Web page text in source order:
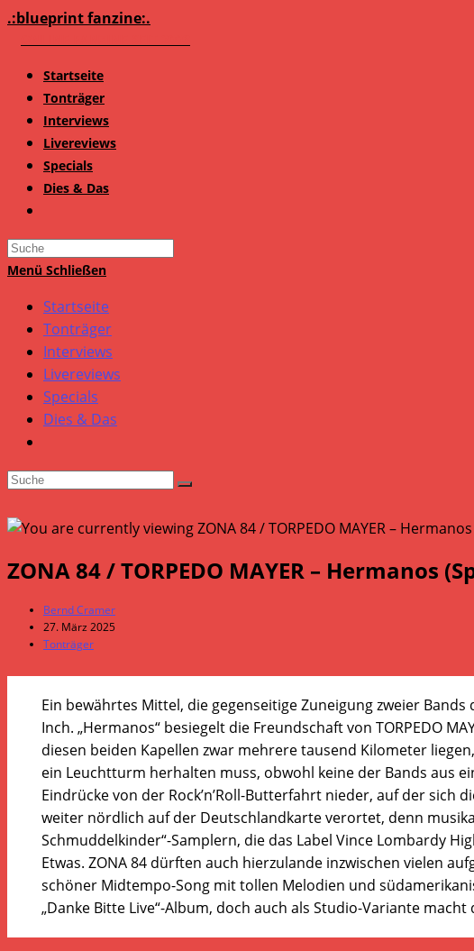
Zum
.:blueprint fanzine:.
Startseite
Tonträger
Interviews
Livereviews
Specials
Dies & Das
Search
this
Menü Schließen
Startseite
Tonträger
Interviews
Livereviews
Specials
Dies & Das
ZONA 84 / TORPEDO MAYER – Hermanos
Beitrags-
Autor:
Bernd Cramer
Beitrag
veröffentlicht:
27. März 2025
Beitrags-
Tonträger
Ein bewährtes Mittel, die gegenseitige Zuneigung zweier
Inch. „Hermanos“ besiegelt die Freundschaft von TORPEDO
diesen beiden Kapellen zwar mehrere tausend Kilometer
ein Leuchtturm herhalten muss, obwohl keine der Bands aus
Eindrücke von der Rock’n’Roll-Butterfahrt nieder, auf der sich
weiter nördlich auf der Deutschlandkarte verortet, denn
Schmuddelkinder“-Samplern, die das Label Vince Lombardy
Etwas. ZONA 84 dürften auch hierzulande inzwischen vielen
schöner Midtempo-Song mit tollen Melodien und
„Danke Bitte Live“-Album, doch auch als Studio-Variante